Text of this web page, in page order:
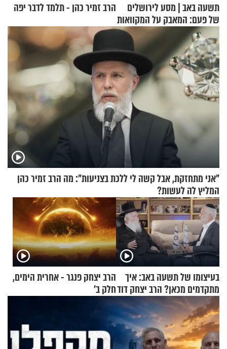
תשעה באב | מסע לירושלים
של פעם: המאבק על המקוואות
הרב זמיר כהן - תלמד לדבר יפה
"אני מתחזקת, אבל קשה לי ללכת בצניעות": מה הרב זמיר כהן
המליץ לה לעשות?
בעיצומו של תשעה באב: איך
מתקדמים מכאן? הרב יצחק דוד
גרוסמן בשיחה מיוחדת
הרב יצחק פנגר - אחרית הימים,
חלק ב’